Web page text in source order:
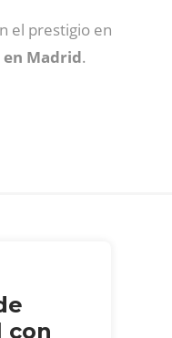
el prestigio en
Madrid.
con